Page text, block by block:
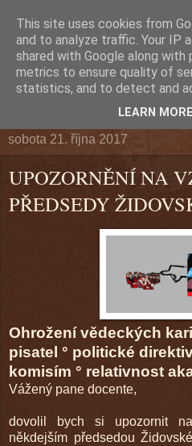
sobota 21. října 2017
UPOZORNĚNÍ NA
PŘEDSEDY
Ohrožení vědeckých
pisatel ° politické
komisím ° relativnost
Vážený pane docente,
dovolil bych si upozornit
někdejším předsedou
This site uses cookies from
and to analyze traffic. Your IP
shared with Google along
metrics to ensure quality of
statistics, and to detect and
LEARN MORE